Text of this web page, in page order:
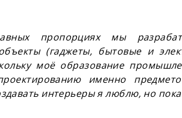
пропорциях мы
(гаджеты, бытовые и
моёобразование
именно
интерьеры я люблю, но